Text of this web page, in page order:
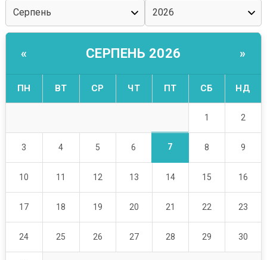
« СЕРПЕНЬ 2026 »
ПН ВТ СР ЧТ ПТ СБ НД
1 2
3 4 5 6 7 8 9
10 11 12 13 14 15 16
17 18 19 20 21 22 23
24 25 26 27 28 29 30